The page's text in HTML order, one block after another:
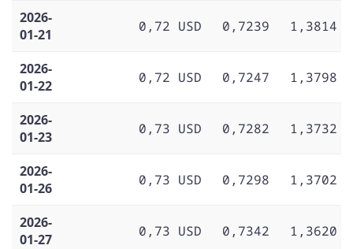
2026-
01-21
0,72 USD 0,7239 1,3814
2026-
01-22
0,72 USD 0,7247 1,3798
2026-
01-23
0,73 USD 0,7282 1,3732
2026-
01-26
0,73 USD 0,7298 1,3702
2026-
01-27
0,73 USD 0,7342 1,3620